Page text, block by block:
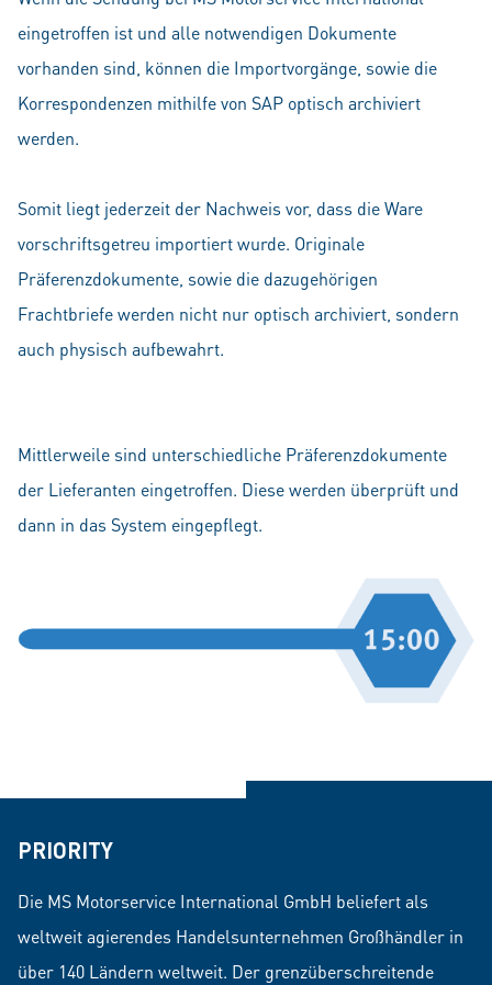
eingetroffen ist und alle notwendigen Dokumente
vorhanden sind, können die Importvorgänge, sowie die
Korrespondenzen mithilfe von SAP optisch archiviert
werden.
Somit liegt jederzeit der Nachweis vor, dass die Ware
vorschriftsgetreu importiert wurde. Originale
Präferenzdokumente, sowie die dazugehörigen
Frachtbriefe werden nicht nur optisch archiviert, sondern
auch physisch aufbewahrt.
Mittlerweile sind unterschiedliche Präferenzdokumente
der Lieferanten eingetroffen. Diese werden überprüft und
dann in das System eingepflegt.
PRIORITY
Die MS Motorservice International GmbH beliefert als
weltweit agierendes Handelsunternehmen Großhändler in
über 140 Ländern weltweit. Der grenzüberschreitende